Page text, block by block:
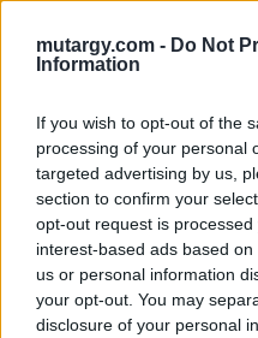
mutargy.com - Do Not
Information
If you wish to opt-out of the
processing of your personal
targeted advertising by us,
section to confirm your
opt-out request is
interest-based ads based
us or personal information
your opt-out. You may
disclosure of your personal
Aukció helye: Budapest,
Eladó adatai